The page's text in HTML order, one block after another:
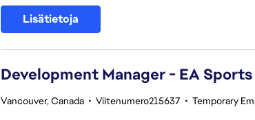
Lisätietoja
Development Manager - EA Sports
Vancouver, Canada • Viitenumero215637 • Temporary